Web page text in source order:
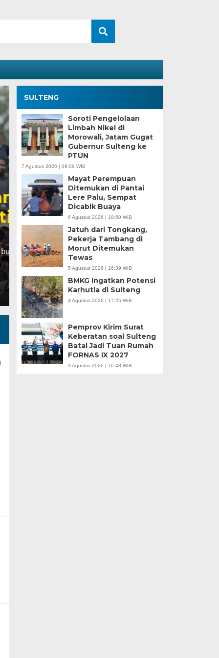
Kesaksian Buruh
Industri Nikel di
Minggu, 5 Jan 2025 - 18:59 WIB
HARIANSULTENG.COM, MOROWALI – Industri
punggung ekspor nasional. Mantra hilirisasi terus…
SULTENG
Soroti Pengelolaan
Limbah Nikel di
Morowali, Jatam Gugat
Gubernur Sulteng ke
PTUN
7 Agustus 2026 | 09:09 WIB
Mayat Perempuan
Ditemukan di Pantai
Lere Palu, Sempat
Dicabik Buaya
6 Agustus 2026 | 18:50 WIB
Jatuh dari Tongkang,
Pekerja Tambang di
Morut Ditemukan
Tewas
5 Agustus 2026 | 16:39 WIB
BMKG Ingatkan Potensi
Karhutla di Sulteng
4 Agustus 2026 | 17:25 WIB
Pemprov Kirim Surat
Keberatan soal Sulteng
Batal Jadi Tuan Rumah
FORNAS IX 2027
3 Agustus 2026 | 10:48 WIB